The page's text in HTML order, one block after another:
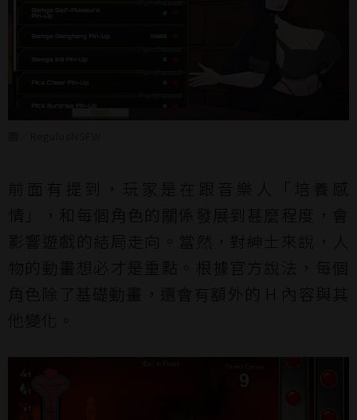
前面有提到，玩家是在跟音樂人「培養感
情」，和每個角色的關係發展到甚麼程度，會
影響遊戲的結局走向。當然，對紳士來說，人
物的動畫想必才是重點。根據官方說法，每個
角色除了基礎動畫，還會有額外的 H 內容與其
他變化。